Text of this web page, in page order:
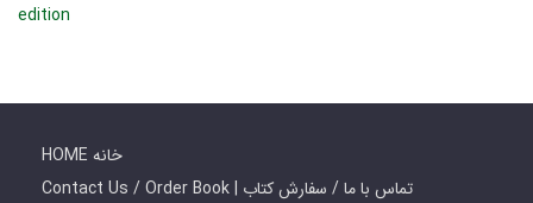
edition
HOME خانه
Contact Us / Order Book | تماس با ما / سفارش کتاب